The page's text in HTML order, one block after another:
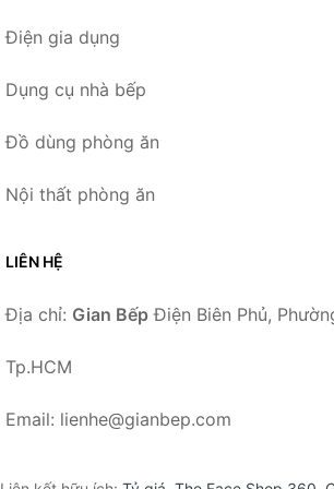
Điện gia dụng
Dụng cụ nhà bếp
Đồ dùng phòng ăn
Nội thất phòng ăn
LIÊN HỆ
Địa chỉ: Gian Bếp Điện Biên Phủ,
Tp.HCM
Email: lienhe@gianbep.com